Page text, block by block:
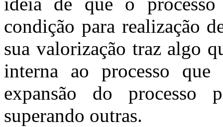
condição para realização
sua valorização traz algo
interna ao processo que
expansão do processo
superando outras.